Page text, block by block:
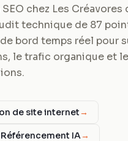
chez Les Créavores
technique de 87
bord temps réel pour
le trafic organique et
de site internet→
Référencement IA→